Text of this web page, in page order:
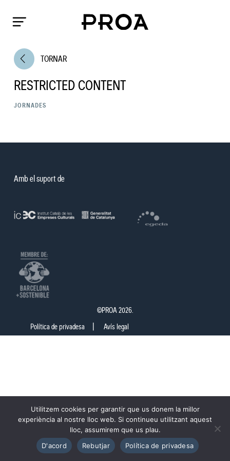
arrow_back_ios TORNAR
RESTRICTED CONTENT
JORNADES
Amb el suport de
©PROA 2026.
Política de privadesa Avís legal
Utilitzem cookies per garantir que us donem la millor
experiència al nostre lloc web. Si continueu utilitzant aquest
lloc, assumirem que us plau.
D'acord
Rebutjar Política de privadesa